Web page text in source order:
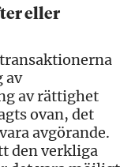
eller
av
av rättighet
ovan, det
avgörande.
den verkliga